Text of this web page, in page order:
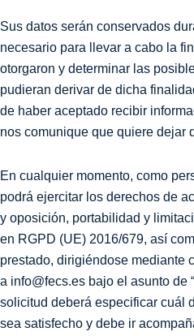
Sus datos serán conservados
necesario para llevar a cabo la
otorgaron y determinar las
pudieran derivar de dicha
de haber aceptado recibir
nos comunique que quiere dejar
En cualquier momento, como
podrá ejercitar los derechos de
y oposición, portabilidad y
en RGPD (UE) 2016/679, así
prestado, dirigiéndose mediante
a info@fecs.es bajo el asunto de
solicitud deberá especificar cuál
sea satisfecho y debe ir